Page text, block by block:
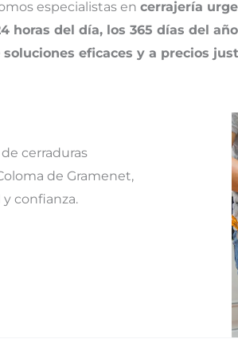
especialistas en cerrajería
horas del día, los 365 días del año
soluciones eficaces y a precios
cerraduras
de Gramenet,
confianza.